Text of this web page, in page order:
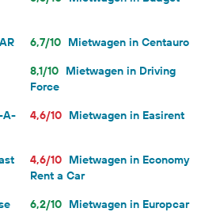
6,7/10 Mietwagen in Centauro
8,1/10 Mietwagen in Driving
Force
A-
4,6/10 Mietwagen in Easirent
4,6/10 Mietwagen in Economy
Rent a Car
6,2/10 Mietwagen in Europcar